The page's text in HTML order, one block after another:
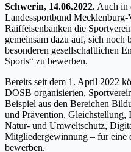
Schwerin, 14.06.2022. Auch in
Landessportbund
Raiffeisenbanken die
gemeinsam dazu auf, sich
besonderen gesellschaftlichen
Sports“ zu bewerben.
Bereits seit dem 1. April 2022
DOSB organisierten,
Beispiel aus den Bereichen
und Prävention,
Natur- und Umweltschutz,
Mitgliedergewinnung – für eine
bewerben.